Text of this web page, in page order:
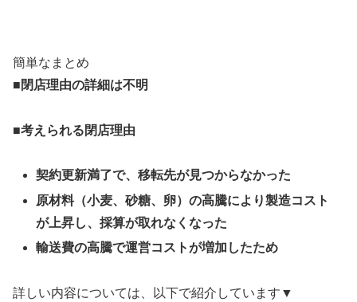
簡単なまとめ
■閉店理由の詳細は不明
■考えられる閉店理由
契約更新満了で、移転先が見つからなかった
原材料（小麦、砂糖、卵）の高騰により製造コスト
が上昇し、採算が取れなくなった
輸送費の高騰で運営コストが増加したため
詳しい内容については、以下で紹介しています▼